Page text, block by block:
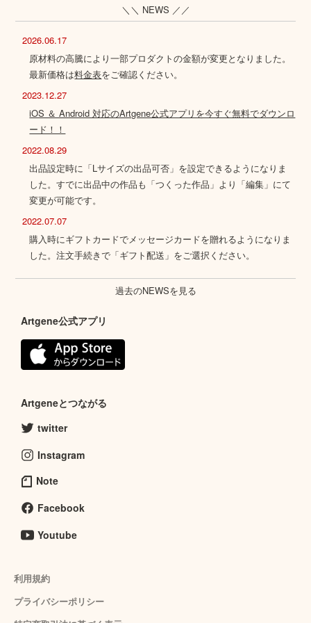
＼＼ NEWS ／／
2026.06.17
原材料の高騰により一部プロダクトの金額が変更となりました。
最新価格は料金表をご確認ください。
2023.12.27
iOS ＆ Android 対応のArtgene公式アプリを今すぐ無料でダウンロ
ード！！
2022.08.29
出品設定時に「Lサイズの出品可否」を設定できるようになりま
した。すでに出品中の作品も「つくった作品」より「編集」にて
変更が可能です。
2022.07.07
購入時にギフトカードでメッセージカードを贈れるようになりま
した。注文手続きで「ギフト配送」をご選択ください。
過去のNEWSを見る
Artgene公式アプリ
Artgeneとつながる
twitter
Instagram
Note
Facebook
Youtube
利用規約
プライバシーポリシー